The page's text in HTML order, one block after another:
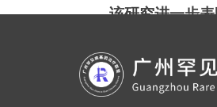
该研究进一步表
总的来说，该研